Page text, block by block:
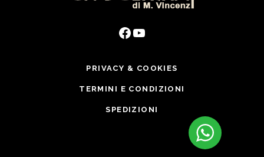
Facebook
YouTube
PRIVACY & COOKIES
TERMINI E CONDIZIONI
SPEDIZIONI